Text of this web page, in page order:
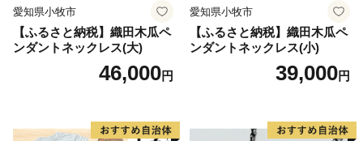
愛知県小牧市
【ふるさと納税】織田木瓜ペ
ンダントネックレス(大)
46,000円
愛知県小牧市
【ふるさと納税】織田木瓜ペ
ンダントネックレス(小)
39,000円